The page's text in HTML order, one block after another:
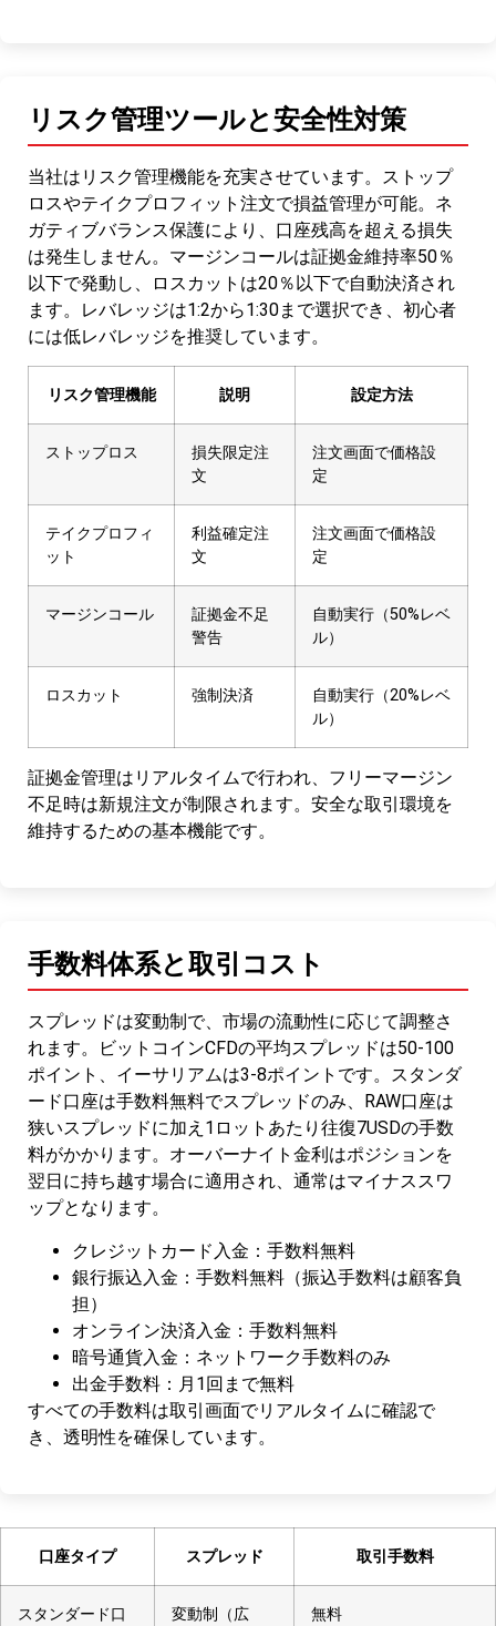
リスク管理ツールと安全性対策
当社はリスク管理機能を充実させています。ストップ
ロスやテイクプロフィット注文で損益管理が可能。ネ
ガティブバランス保護により、口座残高を超える損失
は発生しません。マージンコールは証拠金維持率50％
以下で発動し、ロスカットは20％以下で自動決済され
ます。レバレッジは1:2から1:30まで選択でき、初心者
には低レバレッジを推奨しています。
リスク管理機能 説明 設定方法
ストップロス
損失限定注
文
注文画面で価格設
定
テイクプロフィ
ット
利益確定注
文
注文画面で価格設
定
マージンコール
証拠金不足
警告
自動実行（50%レベ
ル）
ロスカット 強制決済
自動実行（20%レベ
ル）
証拠金管理はリアルタイムで行われ、フリーマージン
不足時は新規注文が制限されます。安全な取引環境を
維持するための基本機能です。
手数料体系と取引コスト
スプレッドは変動制で、市場の流動性に応じて調整さ
れます。ビットコインCFDの平均スプレッドは50-100
ポイント、イーサリアムは3-8ポイントです。スタンダ
ード口座は手数料無料でスプレッドのみ、RAW口座は
狭いスプレッドに加え1ロットあたり往復7USDの手数
料がかかります。オーバーナイト金利はポジションを
翌日に持ち越す場合に適用され、通常はマイナススワ
ップとなります。
クレジットカード入金：手数料無料
銀行振込入金：手数料無料（振込手数料は顧客負
担）
オンライン決済入金：手数料無料
暗号通貨入金：ネットワーク手数料のみ
出金手数料：月1回まで無料
すべての手数料は取引画面でリアルタイムに確認で
き、透明性を確保しています。
口座タイプ スプレッド 取引手数料
スタンダード口
変動制（広
無料